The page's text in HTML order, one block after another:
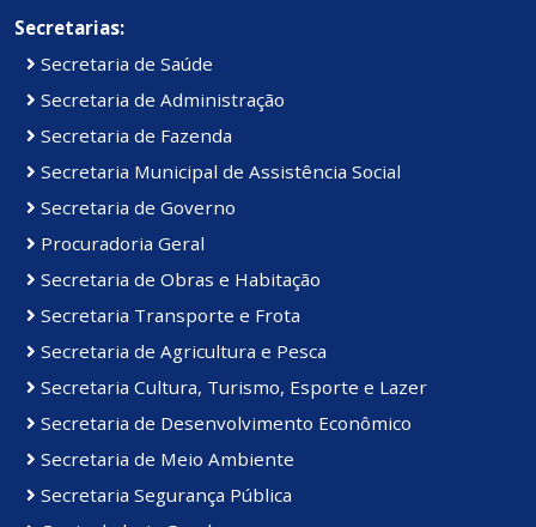
Secretarias:
Secretaria de Saúde
Secretaria de Administração
Secretaria de Fazenda
Secretaria Municipal de Assistência Social
Secretaria de Governo
Procuradoria Geral
Secretaria de Obras e Habitação
Secretaria Transporte e Frota
Secretaria de Agricultura e Pesca
Secretaria Cultura, Turismo, Esporte e Lazer
Secretaria de Desenvolvimento Econômico
Secretaria de Meio Ambiente
Secretaria Segurança Pública